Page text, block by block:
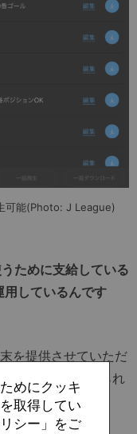
可能(Photo: J League)
ために支給している
用しているんです
を提供させていただ
ドや記者席で見られ
す」
めにクッキ
取得してい
シー」をご